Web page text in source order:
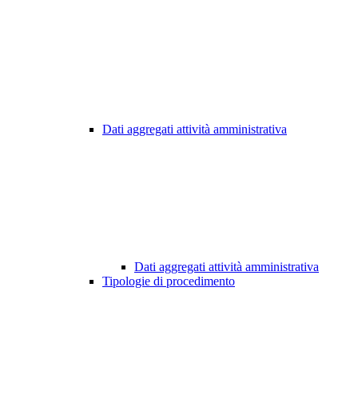
Dati aggregati attività amministrativa
Dati aggregati attività amministrativa
Tipologie di procedimento